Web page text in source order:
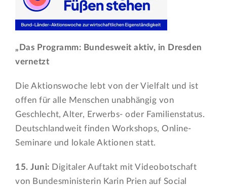
„Das Programm: Bundesweit aktiv, in Dresden
vernetzt
Die Aktionswoche lebt von der Vielfalt und ist
offen für alle Menschen unabhängig von
Geschlecht, Alter, Erwerbs- oder Familienstatus.
Deutschlandweit finden Workshops, Online-
Seminare und lokale Aktionen statt.
15. Juni: Digitaler Auftakt mit Videobotschaft
von Bundesministerin Karin Prien auf Social